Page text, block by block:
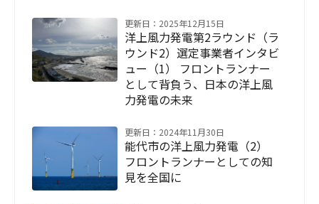
更新日：2025年12月15日
洋上風力発電第2ラウンド（ラ
ウンド2）選定事業者インタビ
ュー（1） フロントランナー
として背負う、日本の洋上風
力発電の未来
更新日：2024年11月30日
能代市の洋上風力発電（2）
フロントランナーとしての知
見を全国に